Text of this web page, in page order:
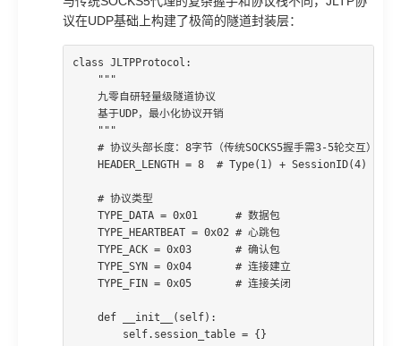
议在UDP基础上构建了极简的隧道封装层：
class JLTPProtocol:
    """
    九零自研轻量级隧道协议
    基于UDP，最小化协议开销
    """
    # 协议头部长度：8字节（传统SOCKS5握手需3-5轮交互）
HEADER_LENGTH = 8  # Type(1) + SessionID(4) +
    # 协议类型
    TYPE_DATA = 0x01      # 数据包
    TYPE_HEARTBEAT = 0x02 # 心跳包
    TYPE_ACK = 0x03       # 确认包
    TYPE_SYN = 0x04       # 连接建立
    TYPE_FIN = 0x05       # 连接关闭
    def __init__(self):
        self.session_table = {}